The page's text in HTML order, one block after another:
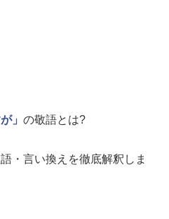
」 の敬語とは?
・言い換えを徹底解釈しま